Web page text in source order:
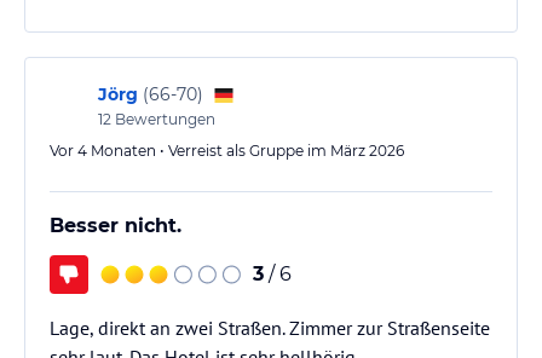
Jörg (66-70)
12 Bewertungen
Vor 4 Monaten • Verreist als Gruppe im März 2026
Besser nicht.
3 / 6
Lage, direkt an zwei Straßen. Zimmer zur Straßenseite